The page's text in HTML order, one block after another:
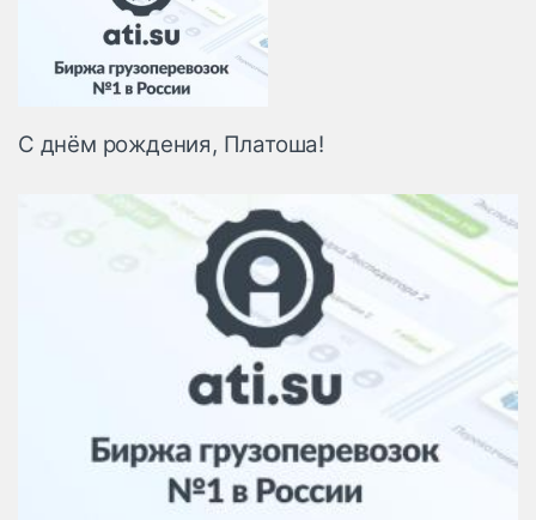
С днём рождения, Платоша!